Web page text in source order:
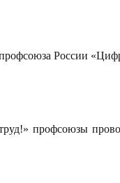
России
профсоюзы